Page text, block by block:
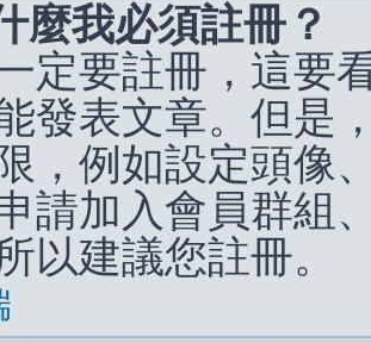
麼我必須註冊？
定要註冊，這要
發表文章。但是
，例如設定頭像
請加入會員群組
以建議您註冊。